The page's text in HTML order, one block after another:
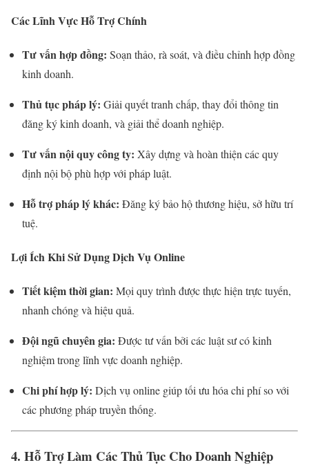
Các Lĩnh Vực Hỗ Trợ Chính
Tư vấn hợp đồng: Soạn thảo, rà soát, và điều chỉnh hợp đồng
kinh doanh.
Thủ tục pháp lý: Giải quyết tranh chấp, thay đổi thông tin
đăng ký kinh doanh, và giải thể doanh nghiệp.
Tư vấn nội quy công ty: Xây dựng và hoàn thiện các quy
định nội bộ phù hợp với pháp luật.
Hỗ trợ pháp lý khác: Đăng ký bảo hộ thương hiệu, sở hữu trí
tuệ.
Lợi Ích Khi Sử Dụng Dịch Vụ Online
Tiết kiệm thời gian: Mọi quy trình được thực hiện trực tuyến,
nhanh chóng và hiệu quả.
Đội ngũ chuyên gia: Được tư vấn bởi các luật sư có kinh
nghiệm trong lĩnh vực doanh nghiệp.
Chi phí hợp lý: Dịch vụ online giúp tối ưu hóa chi phí so với
các phương pháp truyền thống.
4. Hỗ Trợ Làm Các Thủ Tục Cho Doanh Nghiệp